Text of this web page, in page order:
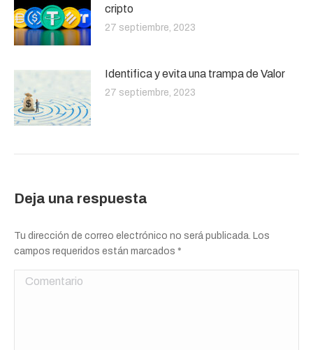
cripto
27 septiembre, 2023
Identifica y evita una trampa de Valor
27 septiembre, 2023
Deja una respuesta
Tu dirección de correo electrónico no será publicada. Los
campos requeridos están marcados *
Comentario